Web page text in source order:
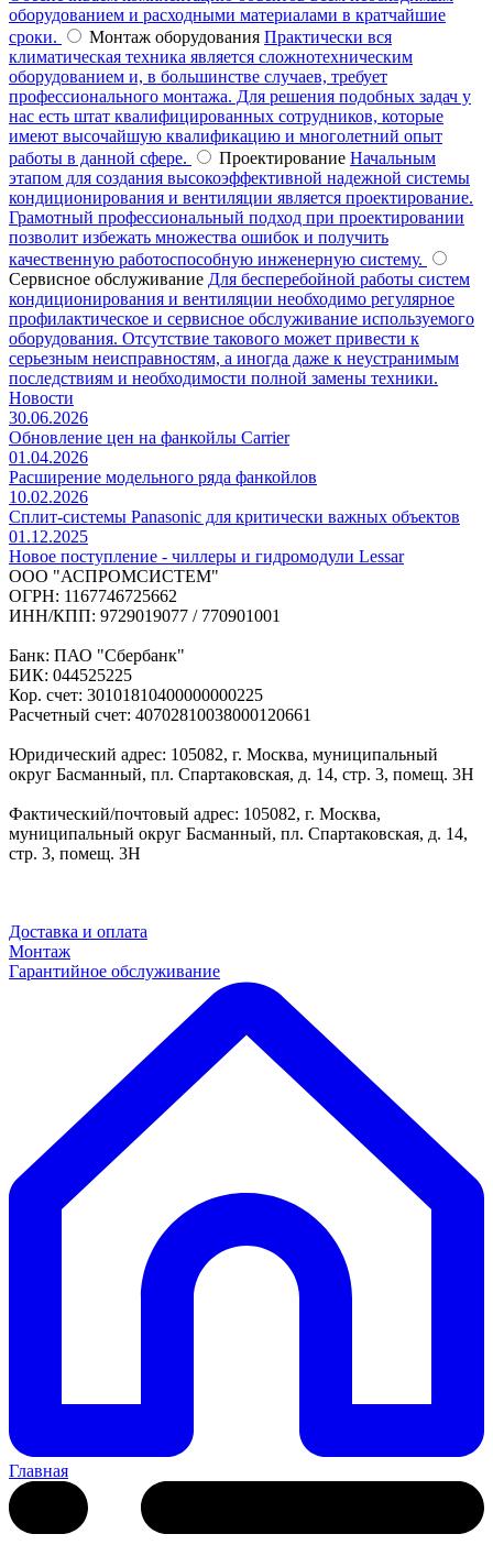
оборудованием и расходными материалами в кратчайшие
сроки.
Монтаж оборудования Практически вся
климатическая техника является сложнотехническим
оборудованием и, в большинстве случаев, требует
профессионального монтажа. Для решения подобных задач у
нас есть штат квалифицированных сотрудников, которые
имеют высочайшую квалификацию и многолетний опыт
работы в данной сфере.
Проектирование Начальным
этапом для создания высокоэффективной надежной системы
кондиционирования и вентиляции является проектирование.
Грамотный профессиональный подход при проектировании
позволит избежать множества ошибок и получить
качественную работоспособную инженерную систему.
Сервисное обслуживание Для бесперебойной работы систем
кондиционирования и вентиляции необходимо регулярное
профилактическое и сервисное обслуживание используемого
оборудования. Отсутствие такового может привести к
серьезным неисправностям, а иногда даже к неустранимым
последствиям и необходимости полной замены техники.
Новости
30.06.2026
Обновление цен на фанкойлы Carrier
01.04.2026
Расширение модельного ряда фанкойлов
10.02.2026
Сплит-системы Panasonic для критически важных объектов
01.12.2025
Новое поступление - чиллеры и гидромодули Lessar
ООО "АСПРОМСИСТЕМ"
ОГРН: 1167746725662
ИНН/КПП: 9729019077 / 770901001
Банк: ПАО "Сбербанк"
БИК: 044525225
Кор. счет: 30101810400000000225
Расчетный счет: 40702810038000120661
Юридический адрес: 105082, г. Москва, муниципальный
округ Басманный, пл. Спартаковская, д. 14, стр. 3, помещ. 3Н
Фактический/почтовый адрес: 105082, г. Москва,
муниципальный округ Басманный, пл. Спартаковская, д. 14,
стр. 3, помещ. 3Н
Доставка и оплата
Монтаж
Гарантийное обслуживание
Главная